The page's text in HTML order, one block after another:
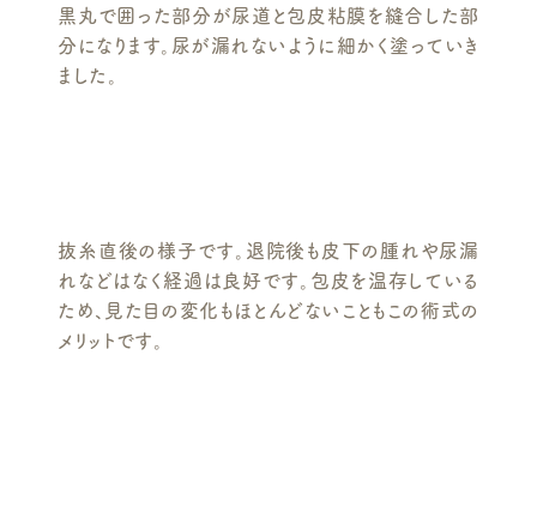
黒丸で囲った部分が尿道と包皮粘膜を縫合した部
分になります。尿が漏れないように細かく塗っていき
ました。
抜糸直後の様子です。退院後も皮下の腫れや尿漏
れなどはなく経過は良好です。包皮を温存している
ため、見た目の変化もほとんどないこともこの術式の
メリットです。